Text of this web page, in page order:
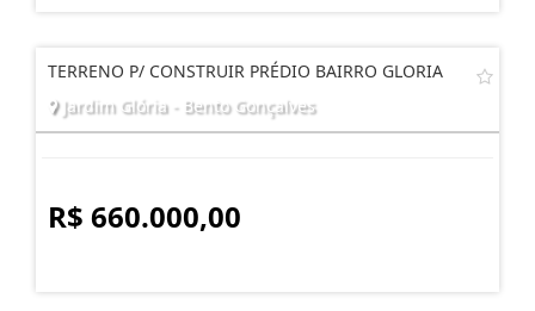
TERRENO P/ CONSTRUIR PRÉDIO BAIRRO GLORIA
Jardim Glória - Bento Gonçalves
R$ 660.000,00